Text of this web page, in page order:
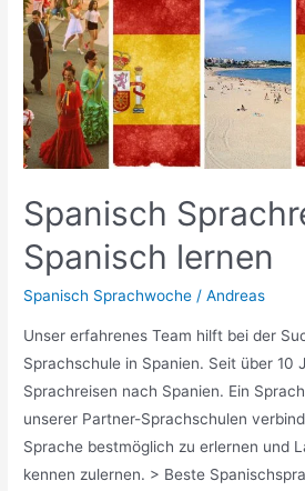
02.
Mai
2019
Spanisch
Spanisch lernen
Spanisch Sprachwoche /Andreas
Unser erfahrenes Team hilft bei der
Sprachschule in Spanien. Seit über 10
Sprachreisen nach Spanien. Ein
unserer Partner-Sprachschulen
Sprache bestmöglich zu erlernen und
kennen zulernen. > Beste